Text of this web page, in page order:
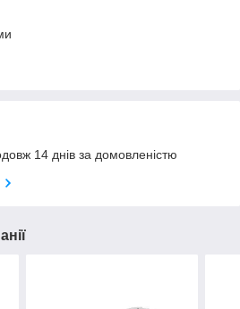
14 днів за домовленістю